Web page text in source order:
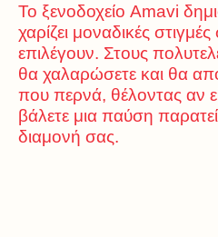
Το ξενοδοχείο Amavi
χαρίζει μοναδικές
επιλέγουν. Στους
θα χαλαρώσετε και θα
που περνά, θέλοντας αν
βάλετε μια παύση
διαμονή σας.